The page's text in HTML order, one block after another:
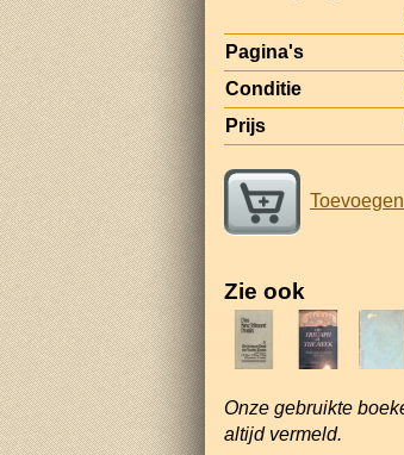
Pagina's
Conditie
Prijs
Zie ook
Onze gebruikte
altijd vermeld.